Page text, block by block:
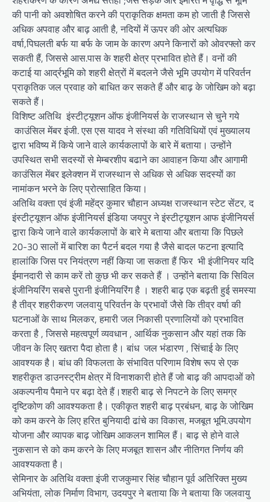
की पानी को अवशोषित करने की प्राकृतिक क्षमता कम हो जाती है जिससे
अधिक अपवाह और बाढ़ आती है, नदियों में ऊपर की ओर अत्यधिक
वर्षा,पिघलती बर्फ या बर्फ के जाम के कारण अपने किनारों को ओवरफ्लो कर
सकती हैं, जिससे आस.पास के शहरी क्षेत्र प्रभावित होते हैं। वनों की
कटाई या आर्द्रभूमि को शहरी क्षेत्रों में बदलने जैसे भूमि उपयोग में परिवर्तन
प्राकृतिक जल प्रवाह को बाधित कर सकते हैं और बाढ़ के जोखिम को बढ़ा
सकते हैं।
विशिष्ट अतिथि इंस्टीट्यूशन ऑफ इंजीनियर्स के राजस्थान से चुने गये
काउंसिल मेंबर इंजी. एस एस यादव ने संस्था की गतिविधियों एवं मुख्यालय
द्वारा भविष्य में किये जाने वाले कार्यकलापों के बारे में बताया। उन्होंने
उपस्थित सभी सदस्यों से मेम्बरशीप बढाने का आवाहन किया और आगामी
काउंसिल मेंबर इलेक्शन में राजस्थान से अधिक से अधिक सदस्यों का
नामांकन भरने के लिए प्रोत्साहित किया।
अतिथि वक्ता एवं इंजी महेंद्र कुमार चौहान अध्यक्ष राजस्थान स्टेट सेंटर, द
इंस्टीट्यूशन ऑफ इंजीनियर्स इंडिया जयपुर ने इंस्टीट्यूशन आफ इंजीनियर्स
द्वारा किये जाने वाले कार्यकलापों के बारे मे बताया और बताया कि पिछले
20-30 सालों में बारिश का पैटर्न बदल गया है जैसे बादल फटना इत्यादि
हालांकि जिस पर नियंत्रण नहीं किया जा सकता हैं फिर भी इंजीनियर यदि
ईमानदारी से काम करें तो कुछ भी कर सकते हैं । उन्होंने बताया कि सिविल
इंजीनियरिंग सबसे पुरानी इंजीनियरिंग है । शहरी बाढ़ एक बढ़ती हुई समस्या
है तीव्र शहरीकरण जलवायु परिवर्तन के प्रभावों जैसे कि तीव्र वर्षा की
घटनाओं के साथ मिलकर, हमारी जल निकासी प्रणालियों को प्रभावित
करता है , जिससे महत्वपूर्ण व्यवधान , आर्थिक नुकसान और यहां तक कि
जीवन के लिए खतरा पैदा होता है। बांध जल भंडारण , सिंचाई के लिए
आवश्यक है। बांध की विफलता के संभावित परिणाम विशेष रूप से एक
शहरीकृत डाउनस्ट्रीम क्षेत्र में विनाशकारी होते हैं जो बाढ़ की आपदाओं को
अकल्पनीय पैमाने पर बढ़ा देते हैं।शहरी बाढ़ से निपटने के लिए समग्र
दृष्टिकोण की आवश्यकता है। एकीकृत शहरी बाढ़ प्रबंधन, बाढ़ के जोखिम
को कम करने के लिए हरित बुनियादी ढांचे का विकास, मजबूत भूमि.उपयोग
योजना और व्यापक बाढ़ जोखिम आकलन शामिल हैं। बाढ़ से होने वाले
नुकसान से को कम करने के लिए मजबूत शासन और नीतिगत निर्णय की
आवश्यकता है।
सेमिनार के अतिथि वक्ता इंजी राजकुमार सिंह चौहान पूर्व अतिरिक्त मुख्य
अभियंता, लोक निर्माण विभाग, उदयपुर ने बताया कि ने बताया कि जलवायु